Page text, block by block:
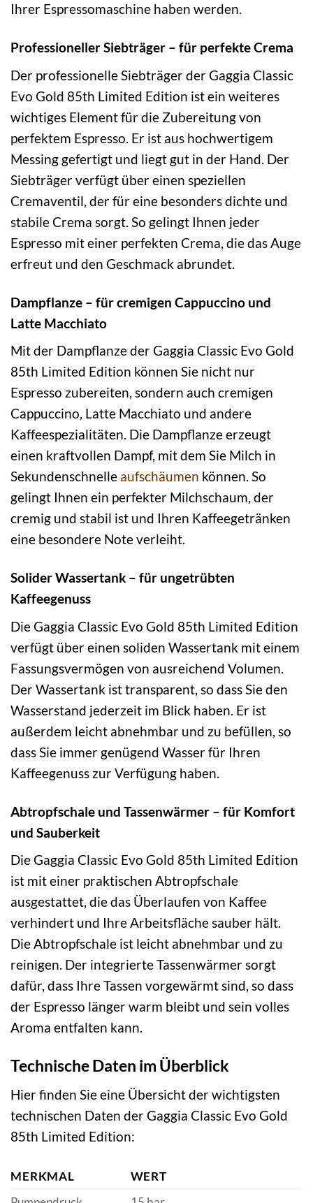
Ihrer Espressomaschine haben werden.
Professioneller Siebträger – für perfekte Crema
Der professionelle Siebträger der Gaggia Classic
Evo Gold 85th Limited Edition ist ein weiteres
wichtiges Element für die Zubereitung von
perfektem Espresso. Er ist aus hochwertigem
Messing gefertigt und liegt gut in der Hand. Der
Siebträger verfügt über einen speziellen
Cremaventil, der für eine besonders dichte und
stabile Crema sorgt. So gelingt Ihnen jeder
Espresso mit einer perfekten Crema, die das Auge
erfreut und den Geschmack abrundet.
Dampflanze – für cremigen Cappuccino und
Latte Macchiato
Mit der Dampflanze der Gaggia Classic Evo Gold
85th Limited Edition können Sie nicht nur
Espresso zubereiten, sondern auch cremigen
Cappuccino, Latte Macchiato und andere
Kaffeespezialitäten. Die Dampflanze erzeugt
einen kraftvollen Dampf, mit dem Sie Milch in
Sekundenschnelle aufschäumen können. So
gelingt Ihnen ein perfekter Milchschaum, der
cremig und stabil ist und Ihren Kaffeegetränken
eine besondere Note verleiht.
Solider Wassertank – für ungetrübten
Kaffeegenuss
Die Gaggia Classic Evo Gold 85th Limited Edition
verfügt über einen soliden Wassertank mit einem
Fassungsvermögen von ausreichend Volumen.
Der Wassertank ist transparent, so dass Sie den
Wasserstand jederzeit im Blick haben. Er ist
außerdem leicht abnehmbar und zu befüllen, so
dass Sie immer genügend Wasser für Ihren
Kaffeegenuss zur Verfügung haben.
Abtropfschale und Tassenwärmer – für Komfort
und Sauberkeit
Die Gaggia Classic Evo Gold 85th Limited Edition
ist mit einer praktischen Abtropfschale
ausgestattet, die das Überlaufen von Kaffee
verhindert und Ihre Arbeitsfläche sauber hält.
Die Abtropfschale ist leicht abnehmbar und zu
reinigen. Der integrierte Tassenwärmer sorgt
dafür, dass Ihre Tassen vorgewärmt sind, so dass
der Espresso länger warm bleibt und sein volles
Aroma entfalten kann.
Technische Daten im Überblick
Hier finden Sie eine Übersicht der wichtigsten
technischen Daten der Gaggia Classic Evo Gold
85th Limited Edition:
MERKMAL
WERT